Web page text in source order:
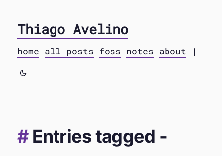
Thiago Avelino
home all posts foss notes about |
Entries tagged -